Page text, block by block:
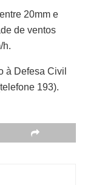
20mm e
de ventos
h.
à Defesa Civil
193).